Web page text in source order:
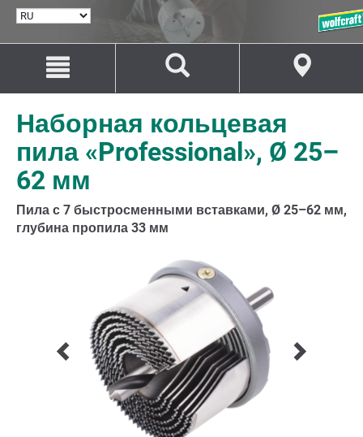
ВЫБРАТЬ
Перейти
содержанию
Перейти
навигации
Наборная кольцевая
пила «Professional», Ø 25–
62 мм
Пила с 7 быстросменными вставками, Ø 25–62 мм,
глубина пропила 33 мм